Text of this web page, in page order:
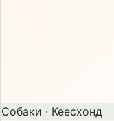
Собаки · Кеесхонд